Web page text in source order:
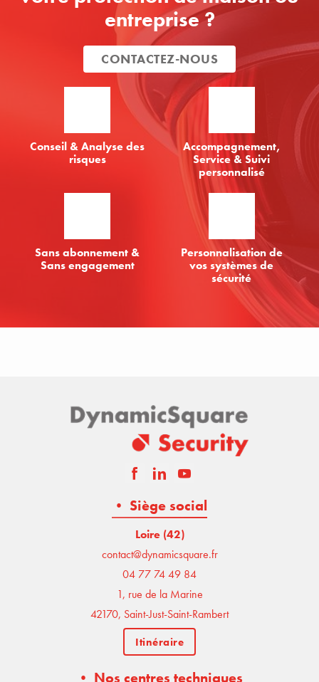
entreprise ?
CONTACTEZ-NOUS
Conseil & Analyse des
risques
Accompagnement,
Service & Suivi
personnalisé
Sans abonnement &
Sans engagement
Personnalisation de
vos systèmes de
sécurité
• Siège social
Loire (42)
contact@dynamicsquare.fr
04 77 74 49 84
1, rue de la Marine
42170, Saint-Just-Saint-Rambert
Itinéraire
• Nos centres techniques